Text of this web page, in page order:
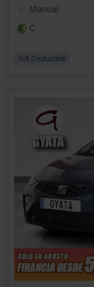
Manual
C
IVA Deducible